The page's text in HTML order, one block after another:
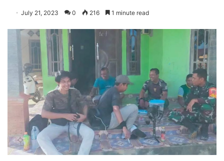
July 21, 2023 0 216 1 minute read